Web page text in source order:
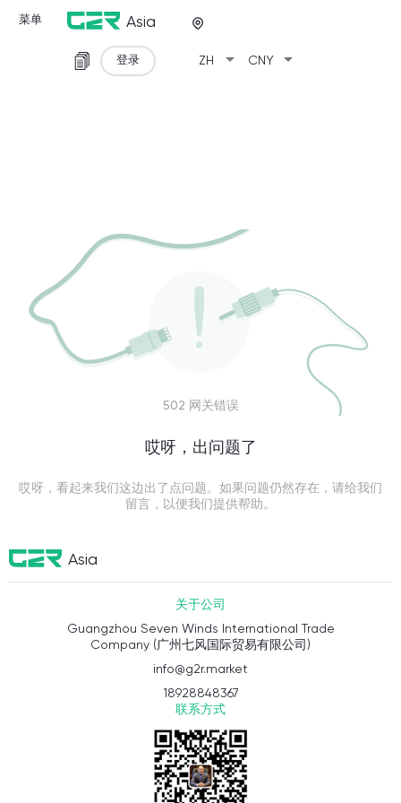
菜单 Asia
ZH arrow_drop_down CNY arrow_drop_down
登录
502 网关错误
哎呀，出问题了
哎呀，看起来我们这边出了点问题。如果问题仍然存在，请给我们
留言，以便我们提供帮助。
Asia
关于公司
Guangzhou Seven Winds International Trade
Company (广州七风国际贸易有限公司)
info@g2r.market
18928848367
联系方式